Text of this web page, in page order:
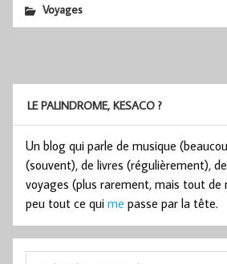
Voyages
LE PALINDROME, KESACO ?
Un blog qui parle de musique
(souvent), de livres (régulièrement),
voyages (plus rarement, mais tout de
peu tout ce qui me passe par la tête.